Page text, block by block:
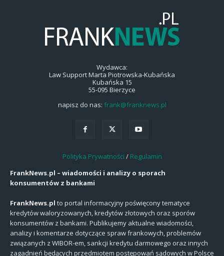
Wydawca:
Law Support Marta Piotrowska-Kubańska
Kubańska 15
55-095 Bierzyce
napisz do nas: frank@franknews.pl
Polityka Prywatności / Regulamin
FrankNews.pl – wiadomości i analizy o sporach
konsumentów z bankami
FrankNews.pl to portal informacyjny poświęcony tematyce
kredytów waloryzowanych, kredytów złotowych oraz sporów
konsumentów z bankami. Publikujemy aktualne wiadomości,
analizy i komentarze dotyczące spraw frankowych, problemów
związanych z WIBOR-em, sankcji kredytu darmowego oraz innych
zagadnień będących przedmiotem postępowań sądowych w Polsce